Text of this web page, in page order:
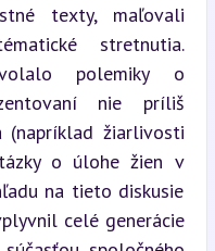
texty, maľovali
stretnutia.
polemiky o
nie príliš
(napríklad žiarlivosti
o úlohe žien v
na tieto diskusie
však „Súmrak“ nepochybne ovplyvnil celé generácie